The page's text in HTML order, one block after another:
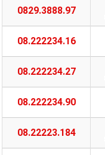
0829.3888.97
08.222234.16
08.222234.27
08.222234.90
08.22223.184